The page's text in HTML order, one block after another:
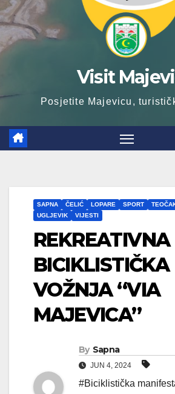
Visit
Posjetite Majevicu,
SAPNA ČELIĆ LOPARE SPORT
UGLJEVIK
VIJESTI
REKREATIVNA
BICIKLISTIČKA
VOŽNJA “VIA
MAJEVICA”
By Sapna
JUN 4, 2024
#Biciklistička